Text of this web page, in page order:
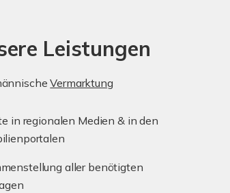
Leistungen
Vermarktung
in regionalen Medien & in den
aller benötigten